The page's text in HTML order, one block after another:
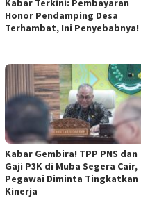
Honor Pendamping Desa
Terhambat, Ini Penyebabnya!
Kabar Gembira! TPP PNS dan
Gaji P3K di Muba Segera Cair,
Pegawai Diminta Tingkatkan
Kinerja